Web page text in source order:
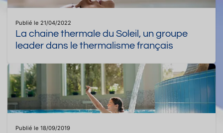
Publié le 21/04/2022
La chaine thermale du Soleil, un groupe
leader dans le thermalisme français
Publié le 18/09/2019